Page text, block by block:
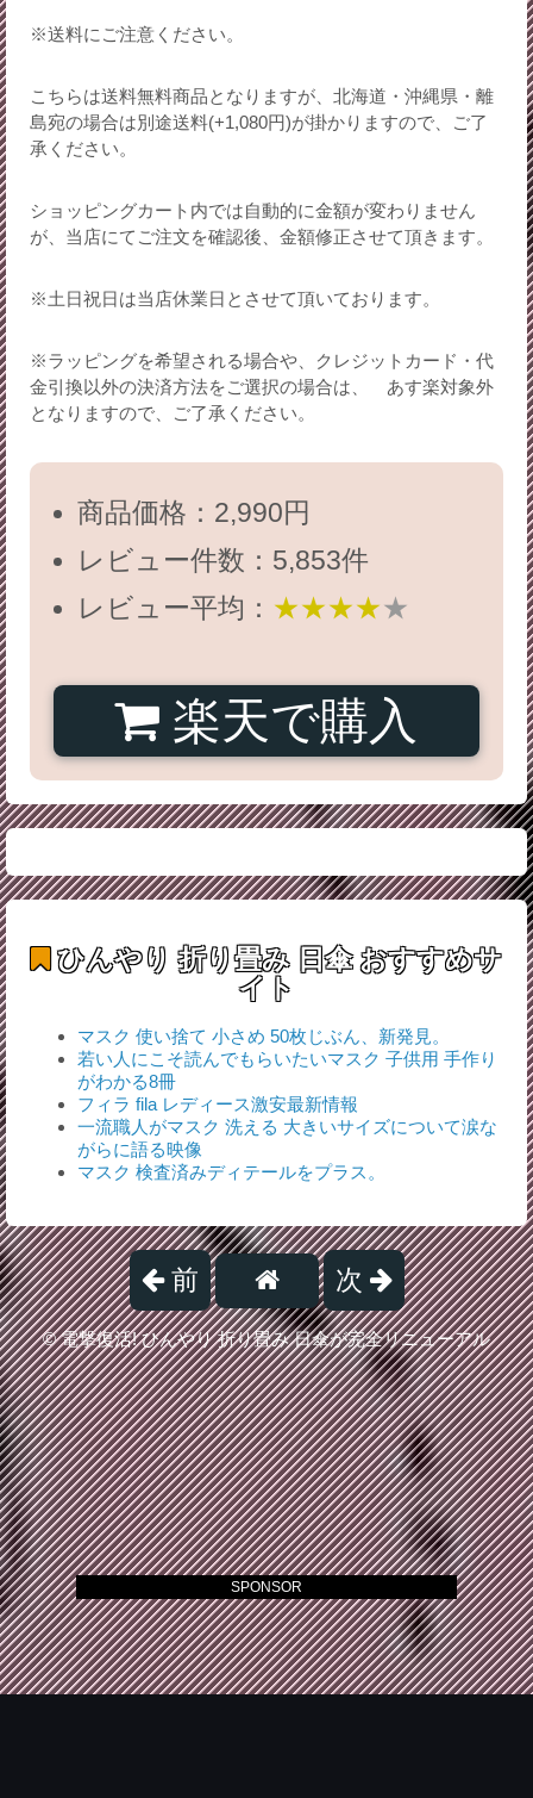
※送料にご注意ください。
こちらは送料無料商品となりますが、北海道・沖縄県・離
島宛の場合は別途送料(+1,080円)が掛かりますので、ご了
承ください。
ショッピングカート内では自動的に金額が変わりません
が、当店にてご注文を確認後、金額修正させて頂きます。
※土日祝日は当店休業日とさせて頂いております。
※ラッピングを希望される場合や、クレジットカード・代
金引換以外の決済方法をご選択の場合は、 あす楽対象外
となりますので、ご了承ください。
商品価格：2,990円
レビュー件数：5,853件
レビュー平均： ★★★★★
楽天で購入
ひんやり 折り畳み 日傘おすすめサ
イト
マスク 使い捨て 小さめ 50枚じぶん、新発見。
若い人にこそ読んでもらいたいマスク 子供用 手作り
がわかる8冊
フィラ fila レディース激安最新情報
一流職人がマスク 洗える 大きいサイズについて涙な
がらに語る映像
マスク 検査済みディテールをプラス。
前 次
©電撃復活! ひんやり 折り畳み 日傘が完全リニューアル
SPONSOR